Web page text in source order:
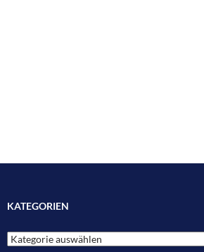
KATEGORIEN
Kategorien